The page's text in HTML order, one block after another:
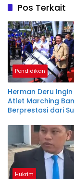
Pos Terkait
Pendidikan
Herman Deru
Atlet Marching
Berprestasi dari
Hukrim